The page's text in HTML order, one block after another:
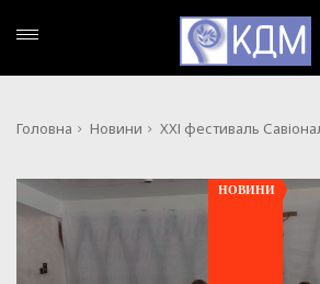
Головна Новини ХХІ фестиваль
НОВИНИ